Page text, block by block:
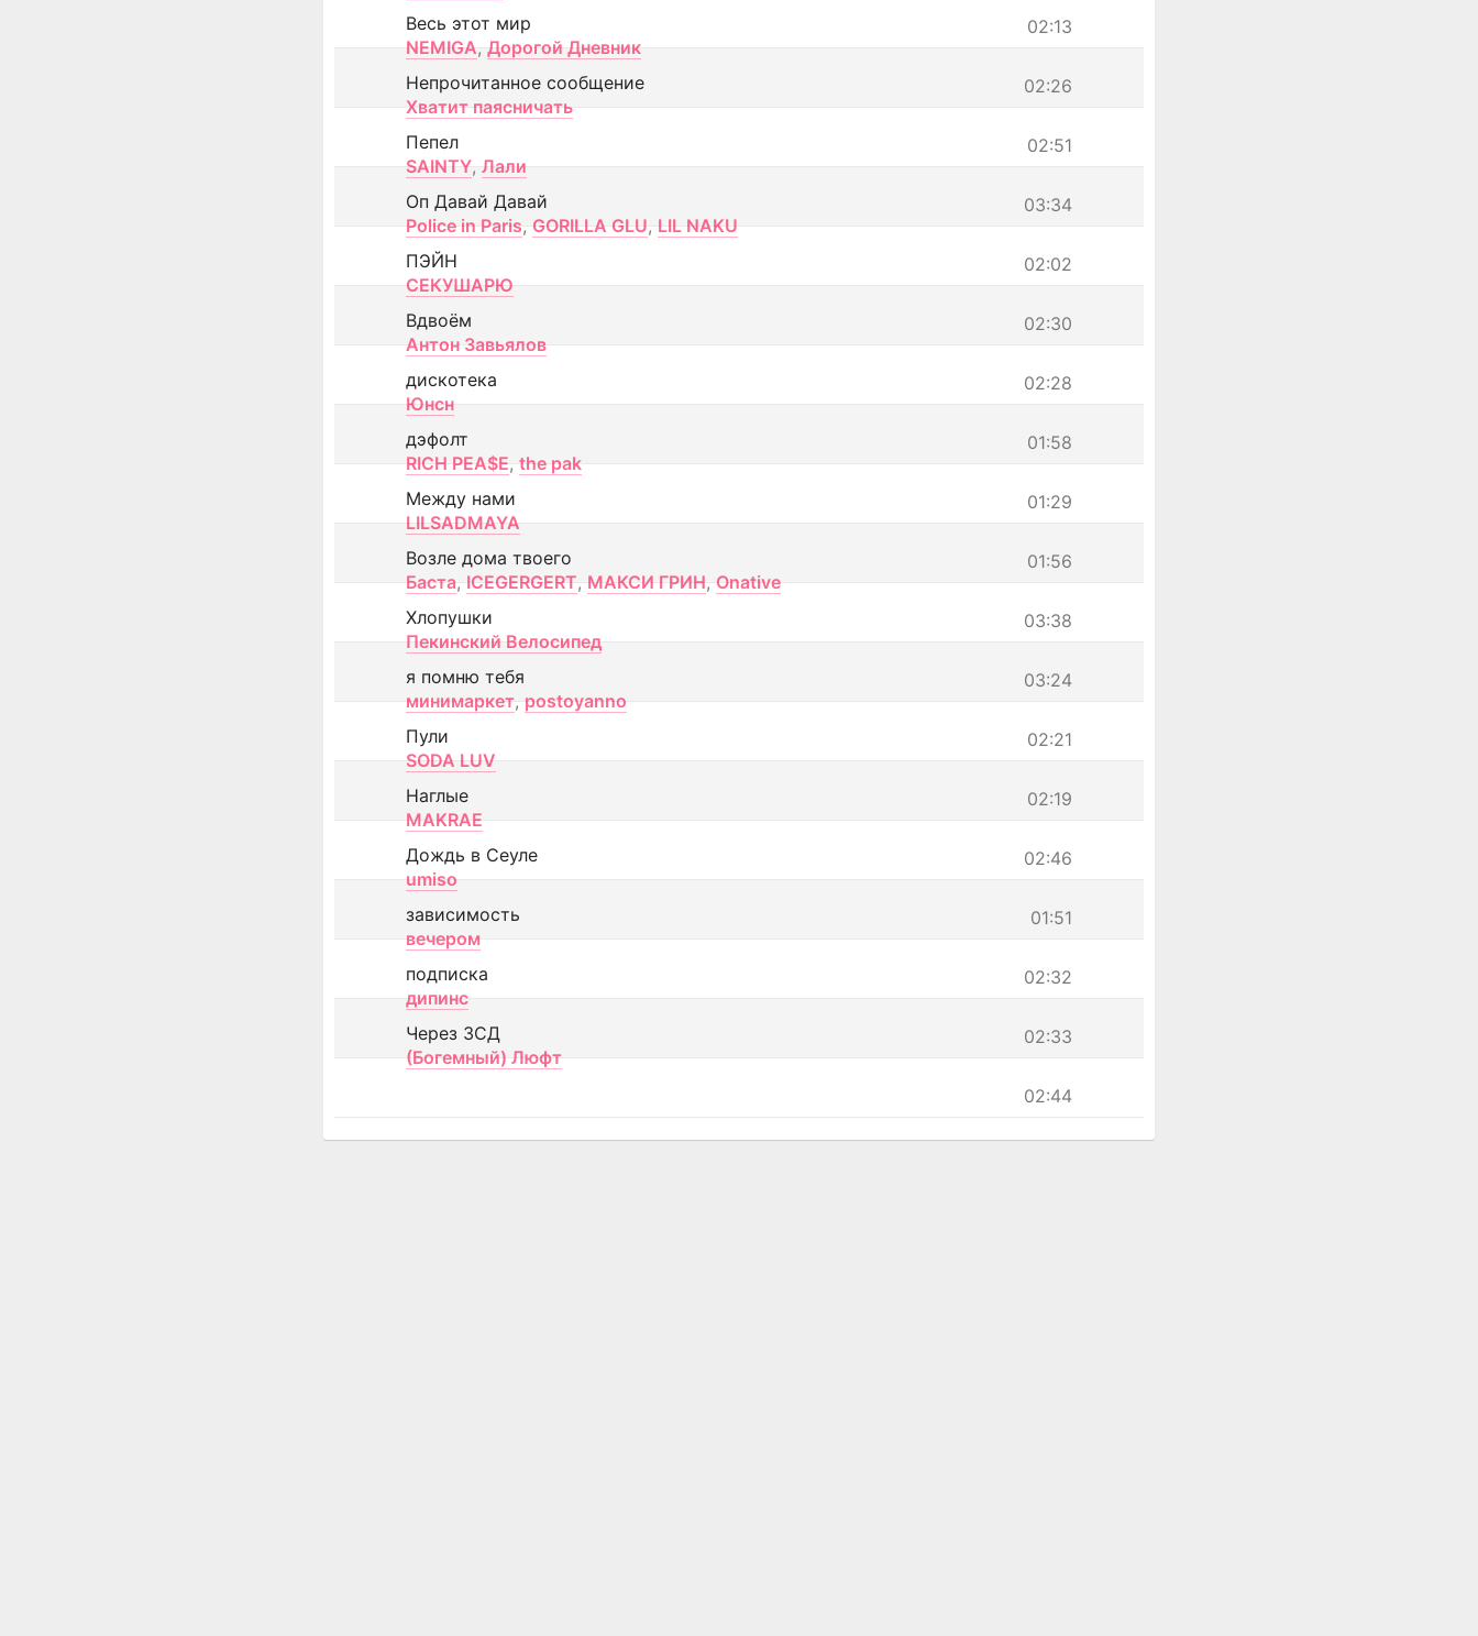
02:13
Весь этот мир
NEMIGA, Дорогой Дневник
02:26
Непрочитанное сообщение
Хватит паясничать
02:51
Пепел
SAINTY, Лали
03:34
Оп Давай Давай
Police in Paris, GORILLA GLU, LIL NAKU
02:02
ПЭЙН
СЕКУШАРЮ
02:30
Вдвоём
Антон Завьялов
02:28
дискотека
Юнсн
01:58
дэфолт
RICH PEA$E, the pak
01:29
Между нами
LILSADMAYA
01:56
Возле дома твоего
Баста, ICEGERGERT, МАКСИ ГРИН, Onative
03:38
Хлопушки
Пекинский Велосипед
03:24
я помню тебя
минимаркет, postoyanno
02:21
Пули
SODA LUV
02:19
Наглые
MAKRAE
02:46
Дождь в Сеуле
umiso
01:51
зависимость
вечером
02:32
подписка
дипинс
02:33
Через ЗСД
(Богемный) Люфт
02:44